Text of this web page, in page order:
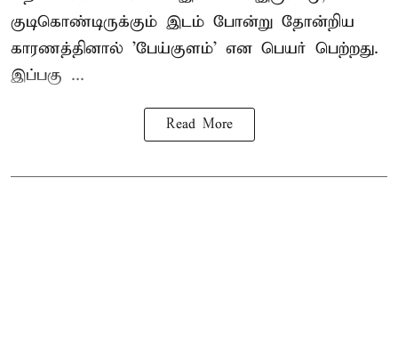
குடிகொண்டிருக்கும் இடம் போன்று தோன்றிய
காரணத்தினால் 'பேய்குளம்' என பெயர் பெற்றது.
இப்பகு ...
Read More